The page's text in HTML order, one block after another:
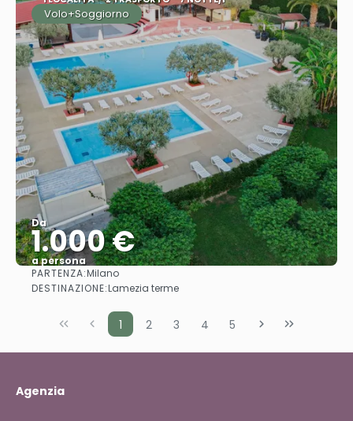
Volo+Soggiorno
Da
1.000 €
a persona
PARTENZA:Milano
DESTINAZIONE:Lamezia terme
1 2 3 4 5
Agenzia